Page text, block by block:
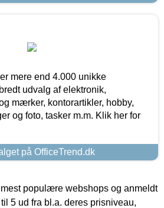
mere end 4.000 unikke
udvalg af elektronik,
mærker, kontorartikler, hobby,
og foto, tasker m.m. Klik her for
på OfficeTrend.dk
populære webshops og anmeldt
5 ud fra bl.a. deres prisniveau,